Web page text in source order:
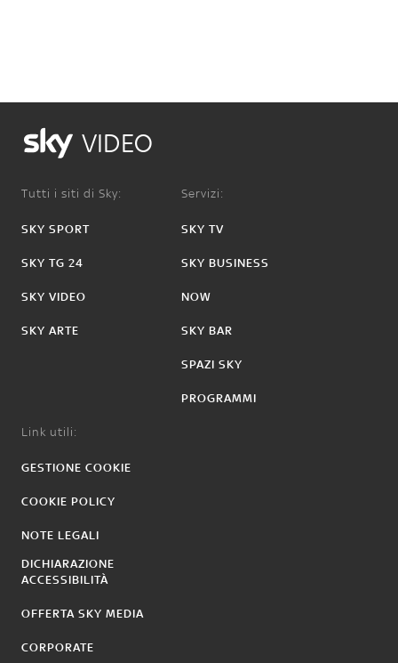
VIDEO
Tutti i siti di Sky:
SKY SPORT
SKY TG 24
SKY VIDEO
SKY ARTE
Servizi:
SKY TV
SKY BUSINESS
NOW
SKY BAR
SPAZI SKY
PROGRAMMI
Link utili:
GESTIONE COOKIE
COOKIE POLICY
NOTE LEGALI
DICHIARAZIONE
ACCESSIBILITÀ
OFFERTA SKY MEDIA
CORPORATE